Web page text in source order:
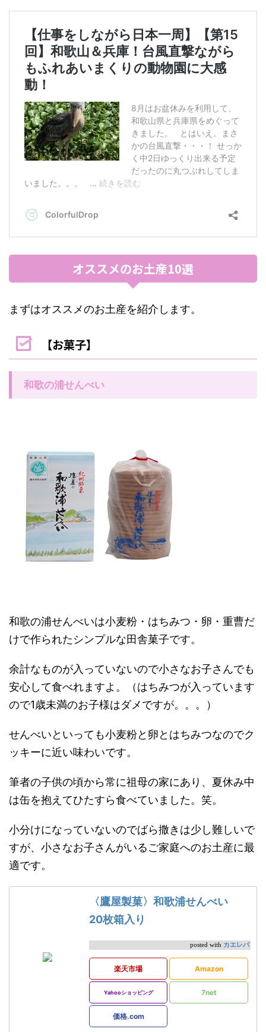
オススメのお土産10選
まずはオススメのお土産を紹介します。
【お菓子】
和歌の浦せんべい
和歌の浦せんべいは小麦粉・はちみつ・卵・重曹だ
けで作られたシンプルな田舎菓子です。
余計なものが入っていないので小さなお子さんでも
安心して食べれますよ。（はちみつが入っています
ので1歳未満のお子様はダメですが。。。）
せんべいといっても小麦粉と卵とはちみつなのでク
ッキーに近い味わいです。
筆者の子供の頃から常に祖母の家にあり、夏休み中
は缶を抱えてひたすら食べていました。笑。
小分けになっていないのでばら撒きは少し難しいで
すが、小さなお子さんがいるご家庭へのお土産に最
適です。
〈鷹屋製菓〉和歌浦せんべい
20枚箱入り
posted with カエレバ
楽天市場 Amazon
Yahooショッピング 7net
価格.com